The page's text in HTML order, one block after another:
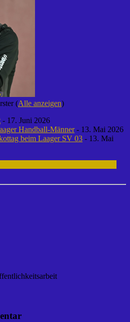
(Alle anzeigen)
- 17. Juni 2026
Handball-Männer- 13. Mai 2026
beim Laager SV 03 - 13. Mai